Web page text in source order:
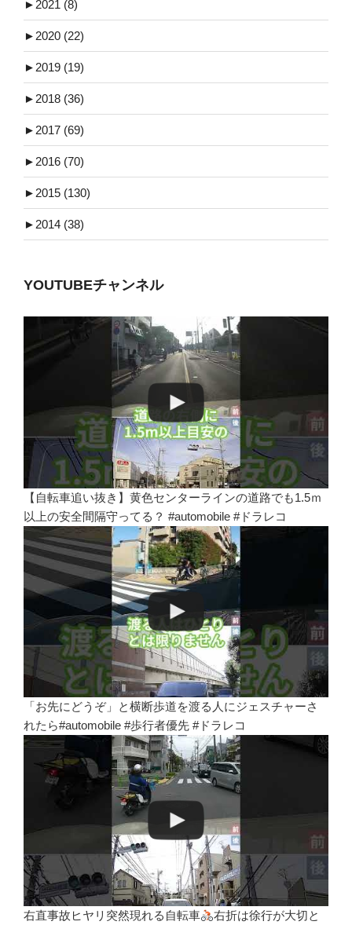
► 2021 (8)
► 2020 (22)
► 2019 (19)
► 2018 (36)
► 2017 (69)
► 2016 (70)
► 2015 (130)
► 2014 (38)
YOUTUBEチャンネル
【自転車追い抜き】黄色センターラインの道路でも1.5ｍ
以上の安全間隔守ってる？ #automobile #ドラレコ
「お先にどうぞ」と横断歩道を渡る人にジェスチャーさ
れたら#automobile #歩行者優先 #ドラレコ
右直事故ヒヤリ突然現れる自転車
右折は徐行が大切と